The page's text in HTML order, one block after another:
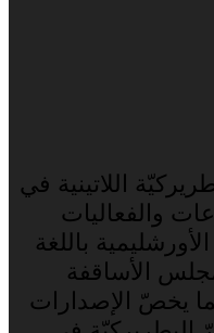
اللاتينية في
والفعاليات
الأورشليمية باللغة
الأساقفة
يخصّ الإصدارات